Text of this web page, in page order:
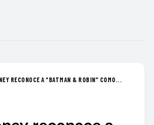
RECONOCE A “BATMAN & ROBIN” COMO...